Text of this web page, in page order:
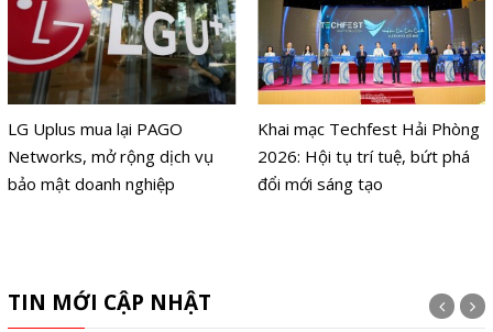
LG Uplus mua lại PAGO
Networks, mở rộng dịch vụ
bảo mật doanh nghiệp
Khai mạc Techfest Hải Phòng
2026: Hội tụ trí tuệ, bứt phá
đổi mới sáng tạo
TIN MỚI CẬP NHẬT